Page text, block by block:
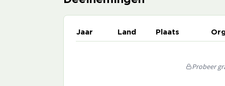
Jaar Land Plaats
Probeer